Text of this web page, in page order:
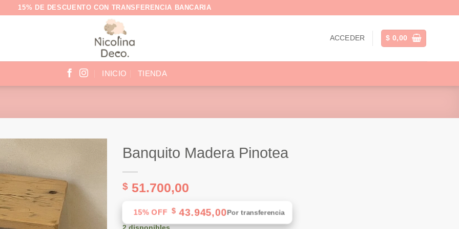
15% DE DESCUENTO CON TRANSFERENCIA BANCARIA
ACCEDER $ 0,00
INICIO TIENDA
Banquito Madera Pinotea
$ 51.700,00
15% OFF $43.945,00Por transferencia